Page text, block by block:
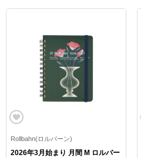
Rollbahn(ロルバーン)
2026年3月始まり 月間 M ロルバー